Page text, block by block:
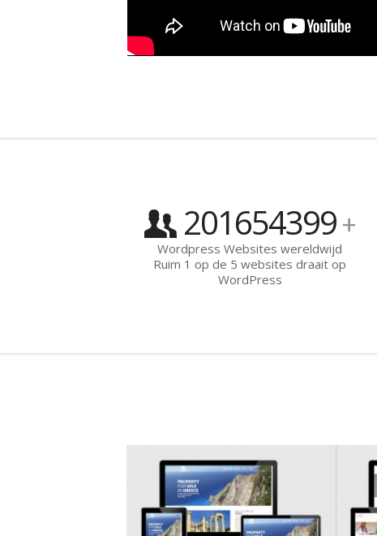
201654399+
Wordpress Websites wereldwijd
Ruim 1 op de 5 websites draait op
WordPress